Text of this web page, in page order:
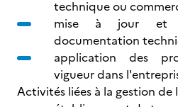
technique ou
mise à jour et
documentation
application des
vigueur dans
Activités liées à la gestion de